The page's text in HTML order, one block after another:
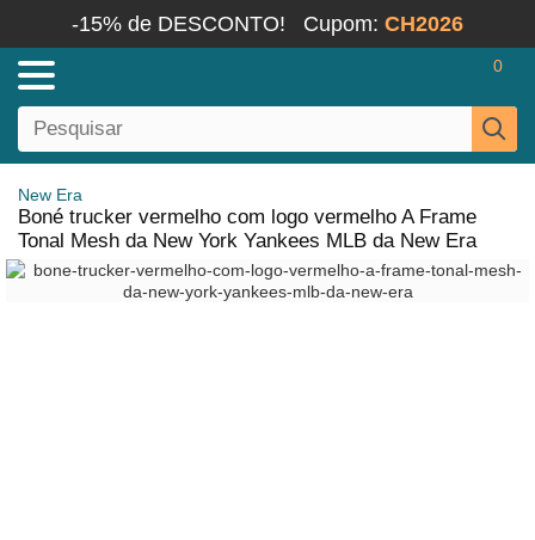
-15% de DESCONTO! Cupom: CH2026
0
New Era
Boné trucker vermelho com logo vermelho A Frame
Tonal Mesh da New York Yankees MLB da New Era